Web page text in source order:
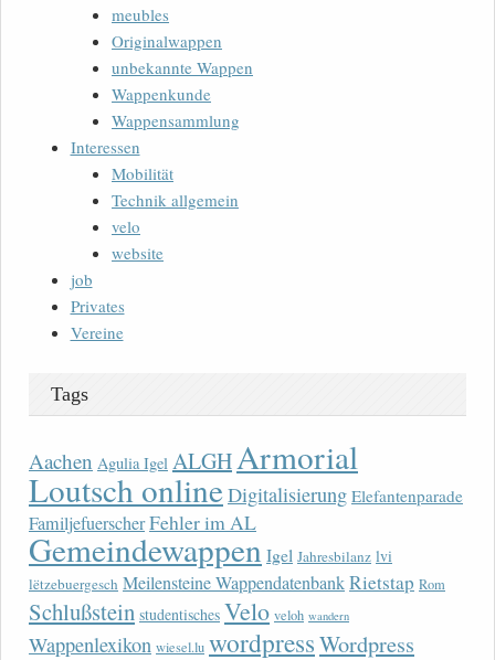
meubles
Originalwappen
unbekannte Wappen
Wappenkunde
Wappensammlung
Interessen
Mobilität
Technik allgemein
velo
website
job
Privates
Vereine
Tags
Aachen Agulia Igel ALGHArmorial
Loutsch onlineDigitalisierung Elefantenparade
FamiljefuerscherFehler im AL
Gemeindewappen Igel Jahresbilanz lvi
lëtzebuergesch Meilensteine WappendatenbankRietstap Rom
Schlußstein studentisches Velo veloh wandern
Wappenlexikon wiesel.lu wordpressWordpress